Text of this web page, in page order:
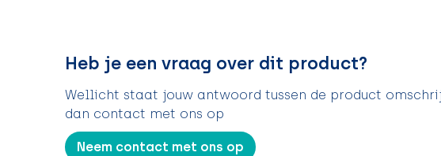
Heb je een vraag over dit product?
Wellicht staat jouw antwoord tussen de product
dan contact met ons op
Neem contact met ons op